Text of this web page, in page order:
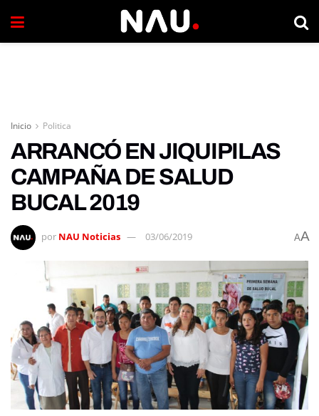
Inicio Politica
ARRANCÓ EN JIQUIPILAS
CAMPAÑA DE SALUD
BUCAL 2019
por NAU Noticias 03/06/2019 AA